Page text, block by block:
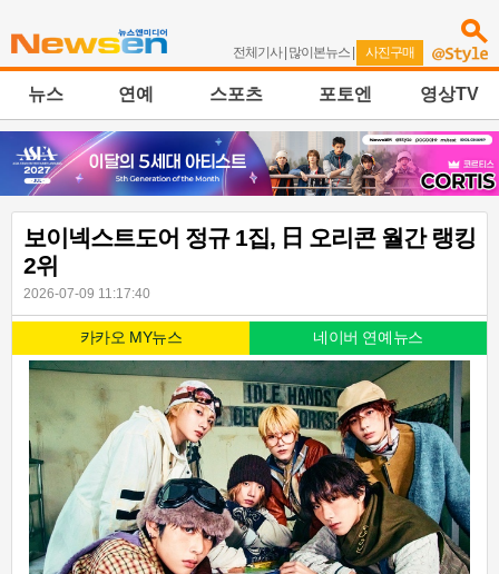
전체기사| 많이본뉴스 | 사진구매
뉴스 연예 스포츠 포토엔 영상TV
보이넥스트도어 정규 1집, 日 오리콘 월간 랭킹
2위
2026-07-09 11:17:40
카카오 MY뉴스 네이버 연예뉴스